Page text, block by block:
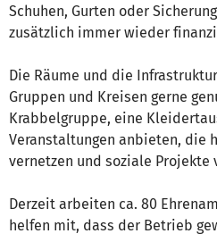
Schuhen, Gurten oder
zusätzlich immer wieder
Die Räume und die
Gruppen und Kreisen gerne
Krabbelgruppe, eine
Veranstaltungen anbieten, die
vernetzen und soziale Projekte
Derzeit arbeiten ca. 80
helfen mit, dass der Betrieb